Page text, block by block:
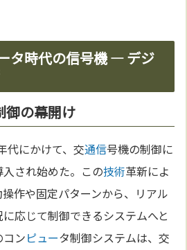
タ時代の信号機 — デジ
御の幕開け
代にかけて、交通信号機の制御に
入され始めた。この技術革新によ
作や固定パターンから、リアル
応じて制御できるシステムへと
ンピュータ制御システムは、交